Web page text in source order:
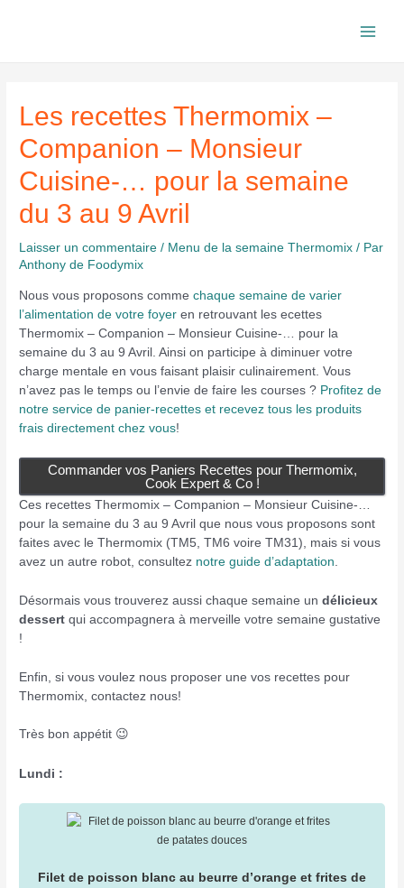
Les recettes Thermomix –
Companion – Monsieur
Cuisine-… pour la semaine
du 3 au 9 Avril
Laisser un commentaire / Menu de la semaine Thermomix / Par
Anthony de Foodymix
Nous vous proposons commechaque semaine de varier
l’alimentation de votre foyer en retrouvant les ecettes
Thermomix – Companion – Monsieur Cuisine-… pour la
semaine du 3 au 9 Avril. Ainsi on participe à diminuer votre
charge mentale en vous faisant plaisir culinairement. Vous
n’avez pas le temps ou l’envie de faire les courses ? Profitez de
notre service de panier-recettes et recevez tous les produits
frais directement chez vous!
Commander vos Paniers Recettes pour Thermomix,
Cook Expert & Co !
Ces recettes Thermomix – Companion – Monsieur Cuisine-…
pour la semaine du 3 au 9 Avril que nous vous proposons sont
faites avec le Thermomix (TM5, TM6 voire TM31), mais si vous
avez un autre robot, consultez notre guide d’adaptation
Désormais vous trouverez aussi chaque semaine undélicieux
dessert qui accompagnera à merveille votre semaine gustative
!
Enfin, si vous voulez nous proposer une vos recettes pour
Thermomix, contactez nous!
Très bon appétit 😉
Lundi :
Filet de poisson blanc au beurre d’orange et frites de